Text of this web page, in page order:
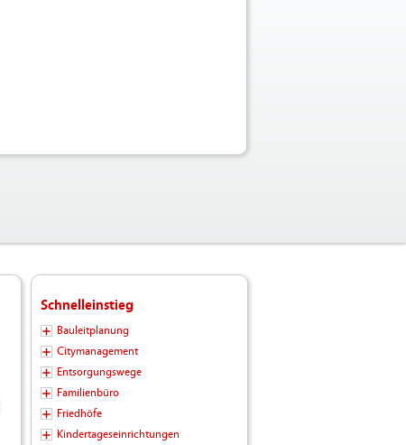
Schnelleinstieg
Bauleitplanung
Citymanagement
Entsorgungswege
Familienbüro
Friedhöfe
Kindertageseinrichtungen